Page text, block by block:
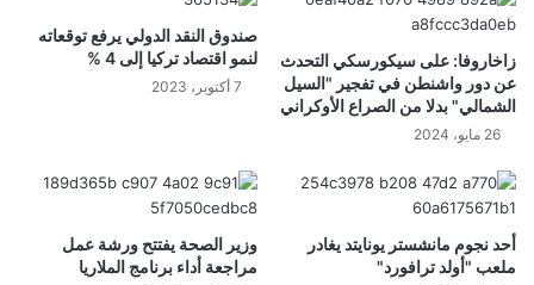
زاخاروفا: على سيكورسكي التحدث
عن دور واشنطن في تفجير "السيل
الشمالي" بدلا من الصراع الأوكراني
26 مايو، 2024
صندوق النقد الدولي يرفع توقعاته
لنمو اقتصاد تركيا إلى 4 %
7 أكتوبر، 2023
أحد نجوم مانشستر يونايتد يغادر
ملعب "أولد ترافورد"
وزير الصحة يفتتح ورشة عمل
مراجعة أداء برنامج الملاريا